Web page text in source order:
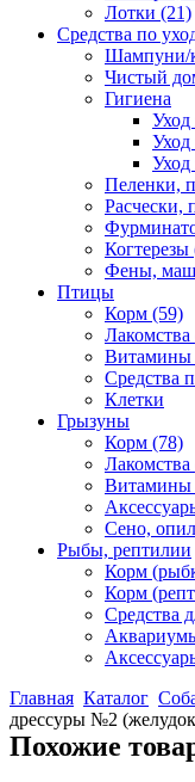
Лотки (21)
Средства по
Шампуни/
Чистый
Гигиена
Уход
Уход
Уход
Пеленки,
Расчески,
Когтерезы
Фены,
Птицы
Корм (59)
Лакомства
Витамины
Средства
Клетки
Грызуны
Корм (78)
Лакомства
Витамины
Сено,
Рыбы, рептилии
Корм
Корм
Средства
Главная Каталог
дрессуры №2
Похожие